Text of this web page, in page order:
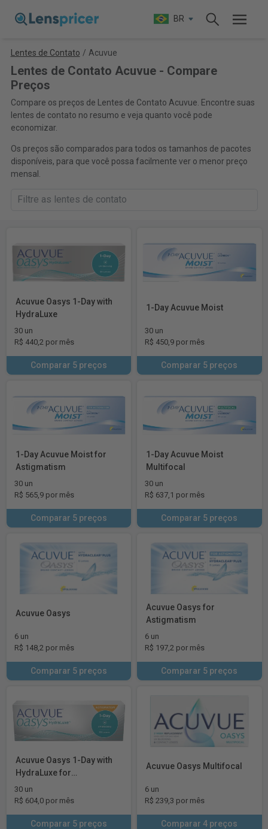
BR
Lentes de Contato / Acuvue
Lentes de Contato Acuvue - Compare
Preços
Compare os preços de Lentes de Contato Acuvue. Encontre suas
lentes de contato no resumo e veja quanto você pode
economizar.
Os preços são comparados para todos os tamanhos de pacotes
disponíveis, para que você possa facilmente ver o menor preço
mensal.
Acuvue Oasys 1-Day with
HydraLuxe
30 un
R$ 440,2 por mês
Comparar 5 preços
1-Day Acuvue Moist
30 un
R$ 450,9 por mês
Comparar 5 preços
1-Day Acuvue Moist for
Astigmatism
30 un
R$ 565,9 por mês
Comparar 5 preços
1-Day Acuvue Moist
Multifocal
30 un
R$ 637,1 por mês
Comparar 5 preços
Acuvue Oasys
6 un
R$ 148,2 por mês
Comparar 5 preços
Acuvue Oasys for
Astigmatism
6 un
R$ 197,2 por mês
Comparar 5 preços
Acuvue Oasys 1-Day with
HydraLuxe for
Astigmatism
30 un
R$ 604,0 por mês
Comparar 5 preços
Acuvue Oasys Multifocal
6 un
R$ 239,3 por mês
Comparar 4 preços